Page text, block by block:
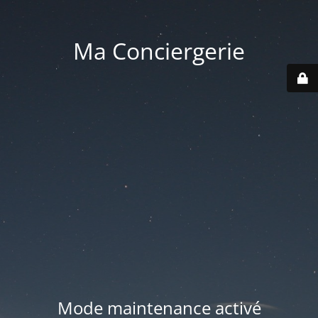
Ma Conciergerie
Mode maintenance activé